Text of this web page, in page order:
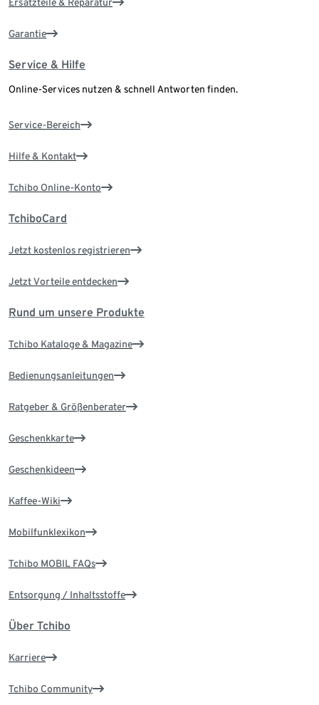
Ersatzteile & Reparatur
Garantie
Service & Hilfe
Online-Services nutzen & schnell Antworten finden.
Service-Bereich
Hilfe & Kontakt
Tchibo Online-Konto
TchiboCard
Jetzt kostenlos registrieren
Jetzt Vorteile entdecken
Rund um unsere Produkte
Tchibo Kataloge & Magazine
Bedienungsanleitungen
Ratgeber & Größenberater
Geschenkkarte
Geschenkideen
Kaffee-Wiki
Mobilfunklexikon
Tchibo MOBIL FAQs
Entsorgung / Inhaltsstoffe
Über Tchibo
Karriere
Tchibo Community